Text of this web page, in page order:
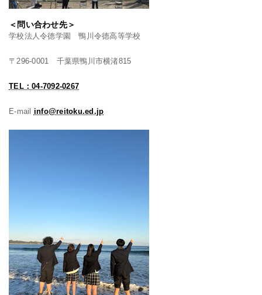
＜問い合わせ先＞
学校法人令徳学園 鴨川令徳高等学校
〒296-0001 千葉県鴨川市横渚815
TEL：04-7092-0267
E-mail info@reitoku.ed.jp